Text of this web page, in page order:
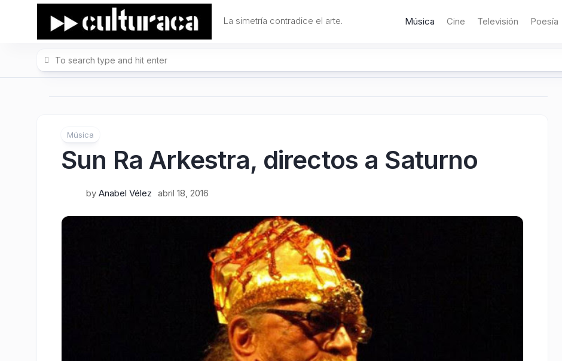
La simetría contradice el arte. Música Cine Televisión Poesía
Música
Sun Ra Arkestra, directos a Saturno
by Anabel Vélez abril 18, 2016